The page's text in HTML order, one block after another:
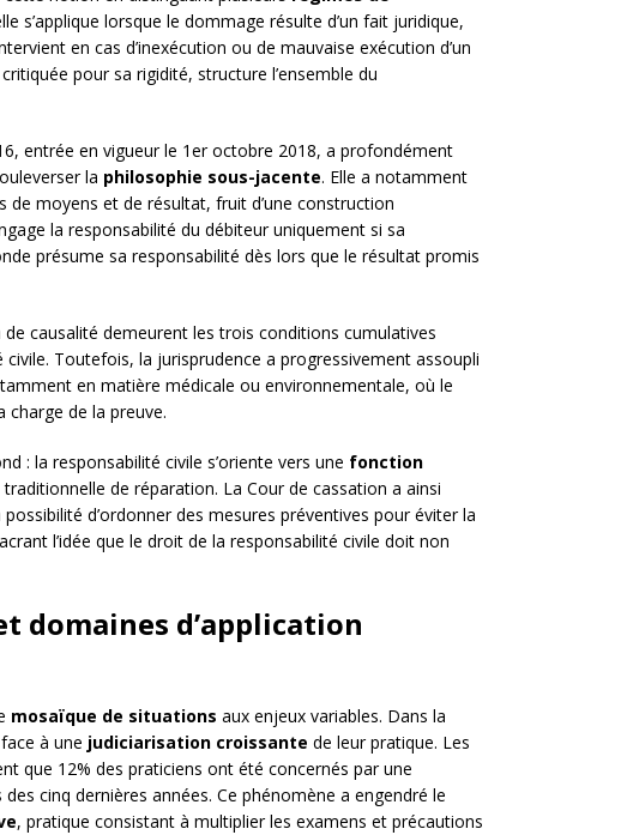
s’applique lorsque le dommage résulte d’un fait juridique,
en cas d’inexécution ou de mauvaise exécution d’un
pour sa rigidité, structure l’ensemble du
entrée en vigueur le 1er octobre 2018, a profondément
la philosophie sous-jacente. Elle a notamment
moyens et de résultat, fruit d’une construction
la responsabilité du débiteur uniquement si sa
présume sa responsabilité dès lors que le résultat promis
de causalité demeurent les trois conditions cumulatives
Toutefois, la jurisprudence a progressivement assoupli
en matière médicale ou environnementale, où le
charge de la preuve.
: la responsabilité civile s’oriente vers une fonction
de réparation. La Cour de cassation a ainsi
d’ordonner des mesures préventives pour éviter la
l’idée que le droit de la responsabilité civile doit non
domaines d’application
mosaïque de situations aux enjeux variables. Dans la
à une judiciarisation croissante de leur pratique. Les
que 12% des praticiens ont été concernés par une
cinq dernières années. Ce phénomène a engendré le
, pratique consistant à multiplier les examens et précautions